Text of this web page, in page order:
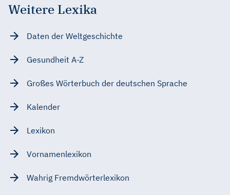
Weitere Lexika
Daten der Weltgeschichte
Gesundheit A-Z
Großes Wörterbuch der deutschen Sprache
Kalender
Lexikon
Vornamenlexikon
Wahrig Fremdwörterlexikon